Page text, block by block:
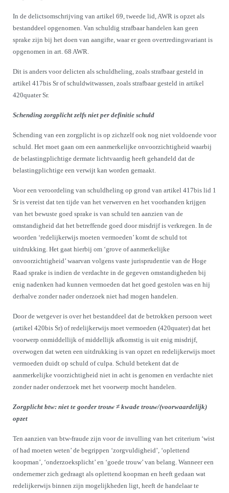
In de delictsomschrijving van artikel 69, tweede lid, AWR is opzet als
bestanddeel opgenomen. Van schuldig strafbaar handelen kan geen
sprake zijn bij het doen van aangifte, waar er geen overtredingsvariant is
opgenomen in art. 68 AWR.
Dit is anders voor delicten als schuldheling, zoals strafbaar gesteld in
artikel 417bis Sr of schuldwitwassen, zoals strafbaar gesteld in artikel
420quater Sr.
Schending zorgplicht zelfs niet per definitie schuld
Schending van een zorgplicht is op zichzelf ook nog niet voldoende voor
schuld. Het moet gaan om een aanmerkelijke onvoorzichtigheid waarbij
de belastingplichtige dermate lichtvaardig heeft gehandeld dat de
belastingplichtige een verwijt kan worden gemaakt.
Voor een veroordeling van schuldheling op grond van artikel 417bis lid 1
Sr is vereist dat ten tijde van het verwerven en het voorhanden krijgen
van het bewuste goed sprake is van schuld ten aanzien van de
omstandigheid dat het betreffende goed door misdrijf is verkregen. In de
woorden ‘redelijkerwijs moeten vermoeden’ komt de schuld tot
uitdrukking. Het gaat hierbij om ‘grove of aanmerkelijke
onvoorzichtigheid’ waarvan volgens vaste jurisprudentie van de Hoge
Raad sprake is indien de verdachte in de gegeven omstandigheden bij
enig nadenken had kunnen vermoeden dat het goed gestolen was en hij
derhalve zonder nader onderzoek niet had mogen handelen.
Door de wetgever is over het bestanddeel dat de betrokken persoon weet
(artikel 420bis Sr) of redelijkerwijs moet vermoeden (420quater) dat het
voorwerp onmiddellijk of middellijk afkomstig is uit enig misdrijf,
overwogen dat weten een uitdrukking is van opzet en redelijkerwijs moet
vermoeden duidt op schuld of culpa. Schuld betekent dat de
aanmerkelijke voorzichtigheid niet in acht is genomen en verdachte niet
zonder nader onderzoek met het voorwerp mocht handelen.
Zorgplicht btw: niet te goeder trouw ≠ kwade trouw/(voorwaardelijk)
opzet
Ten aanzien van btw-fraude zijn voor de invulling van het criterium ‘wist
of had moeten weten’ de begrippen ‘zorgvuldigheid’, ‘oplettend
koopman’, ‘onderzoeksplicht’ en ‘goede trouw’ van belang. Wanneer een
ondernemer zich gedraagt als oplettend koopman en heeft gedaan wat
redelijkerwijs binnen zijn mogelijkheden ligt, heeft de handelaar te